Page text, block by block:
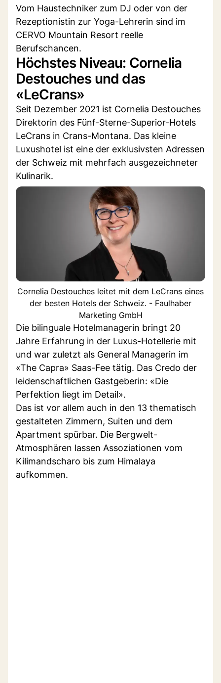
Vom Haustechniker zum DJ oder von der
Rezeptionistin zur Yoga-Lehrerin sind im
CERVO Mountain Resort reelle
Berufschancen.
Höchstes Niveau: Cornelia
Destouches und das
«LeCrans»
Seit Dezember 2021 ist Cornelia Destouches
Direktorin des Fünf-Sterne-Superior-Hotels
LeCrans in Crans-Montana. Das kleine
Luxushotel ist eine der exklusivsten Adressen
der Schweiz mit mehrfach ausgezeichneter
Kulinarik.
Cornelia Destouches leitet mit dem LeCrans eines
der besten Hotels der Schweiz. - Faulhaber
Marketing GmbH
Die bilinguale Hotelmanagerin bringt 20
Jahre Erfahrung in der Luxus-Hotellerie mit
und war zuletzt als General Managerin im
«The Capra» Saas-Fee tätig. Das Credo der
leidenschaftlichen Gastgeberin: «Die
Perfektion liegt im Detail».
Das ist vor allem auch in den 13 thematisch
gestalteten Zimmern, Suiten und dem
Apartment spürbar. Die Bergwelt-
Atmosphären lassen Assoziationen vom
Kilimandscharo bis zum Himalaya
aufkommen.